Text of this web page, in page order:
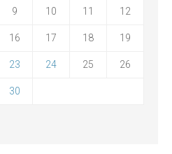
9 10 11 12
16 17 18 19
23 24 25 26
30